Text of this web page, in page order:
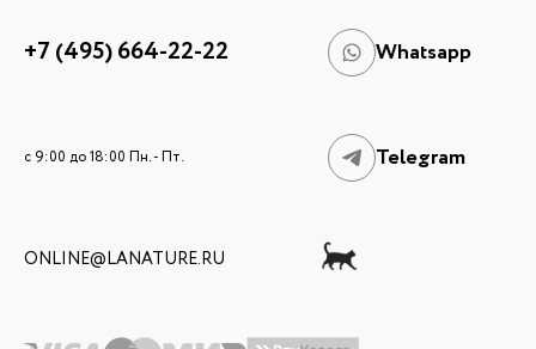
+7 (495) 664-22-22 Whatsapp
c 9:00 до 18:00 Пн. - Пт. Telegram
ONLINE@LANATURE.RU